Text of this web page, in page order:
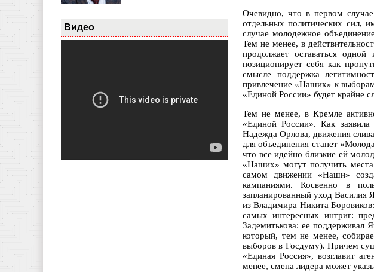
Видео
Очевидно, что в первом
отдельных политических сил,
случае молодежное
Тем не менее, в
продолжает оставаться
позиционирует себя как
смысле поддержка
привлечение «Наших» к
«Единой России» будет крайне
Тем не менее, в Кремле
«Единой России». Как заявила
Надежда Орлова, движения
для объединения станет
что все идейно близкие ей
«Наших» могут получить
самом движении «Наши»
кампаниями. Косвенно в
запланированный уход
из Владимира Никита
самых интересных интриг:
Задемитькова: ее поддерживал
который, тем не менее,
выборов в Госдуму). Причем
«Единая Россия», возглавит
менее, смена лидера может